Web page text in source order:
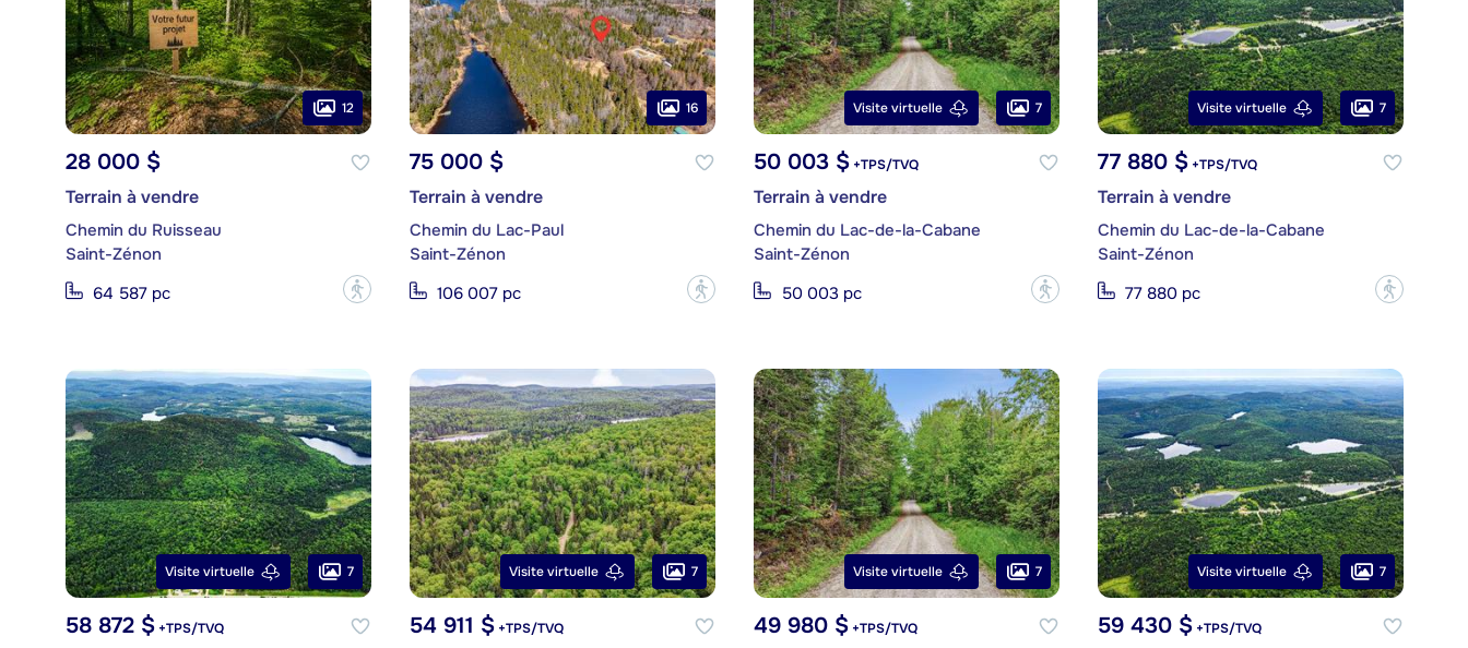
12
28 000 $
Terrain à vendre
Chemin du Ruisseau
Saint-Zénon
64 587 pc
?
16
75 000 $
Terrain à vendre
Chemin du Lac-Paul
Saint-Zénon
106 007 pc
?
Visite virtuelle 7
50 003 $+TPS/TVQ
Terrain à vendre
Chemin du Lac-de-la-Cabane
Saint-Zénon
50 003 pc
?
Visite virtuelle 7
77 880 $+TPS/TVQ
Terrain à vendre
Chemin du Lac-de-la-Cabane
Saint-Zénon
77 880 pc
?
Visite virtuelle 7
58 872 $+TPS/TVQ
Visite virtuelle 7
54 911 $+TPS/TVQ
Visite virtuelle 7
49 980 $+TPS/TVQ
Visite virtuelle 7
59 430 $+TPS/TVQ